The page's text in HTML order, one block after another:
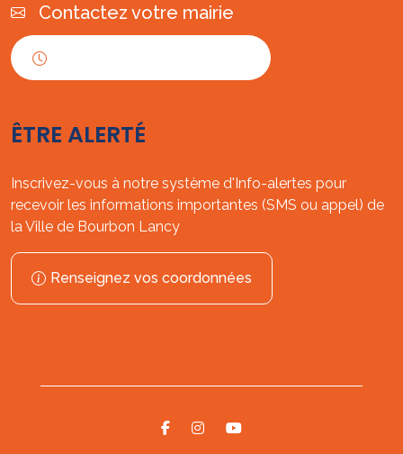
Contactez votre mairie
ÊTRE ALERTÉ
Inscrivez-vous à notre système d'Info-alertes pour
recevoir les informations importantes (SMS ou appel) de
la Ville de Bourbon Lancy
Renseignez vos coordonnées